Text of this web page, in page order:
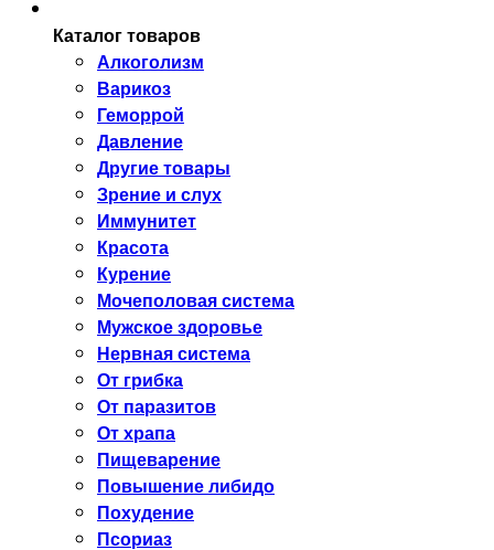
Каталог товаров
Алкоголизм
Варикоз
Геморрой
Давление
Другие товары
Зрение и слух
Иммунитет
Красота
Курение
Мочеполовая система
Мужское здоровье
Нервная система
От грибка
От паразитов
От храпа
Пищеварение
Повышение либидо
Похудение
Псориаз